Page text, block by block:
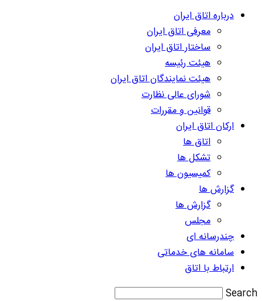
درباره اتاق ایران
معرفی اتاق ایران
ساختار اتاق ایران
هیئت رئیسه
هیئت نمایندگان اتاق ایران
شورای عالی نظارت
قوانین و مقررات
ارکان اتاق ایران
اتاق ها
تشکل ها
کمیسیون ها
گزارش ها
گزارش ها
مجلس
چندرسانه ای
سامانه های خدماتی
ارتباط با اتاق
Search